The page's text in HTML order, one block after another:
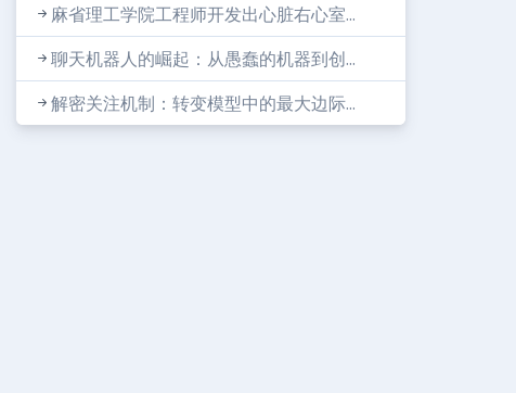
麻省理工学院工程师开发出心脏右心室...
聊天机器人的崛起：从愚蠢的机器到创...
解密关注机制：转变模型中的最大边际...